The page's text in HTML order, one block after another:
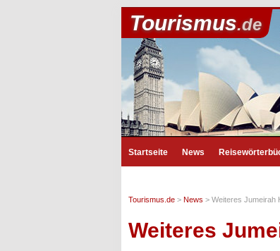
Tourismus.de
Startseite News
Tourismus.de > News > Weiteres Jumeirah
Weiteres